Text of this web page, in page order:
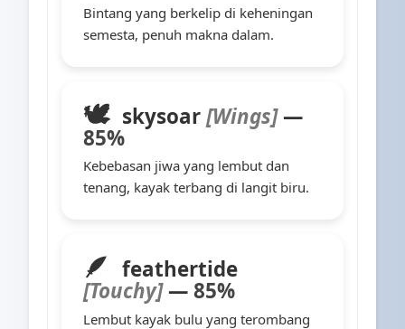
Bintang yang berkelip di keheningan
semesta, penuh makna dalam.
🕊️ skysoar[Wings]—
85%
Kebebasan jiwa yang lembut dan
tenang, kayak terbang di langit biru.
🪶 feathertide
[Touchy]—85%
Lembut kayak bulu yang terombang